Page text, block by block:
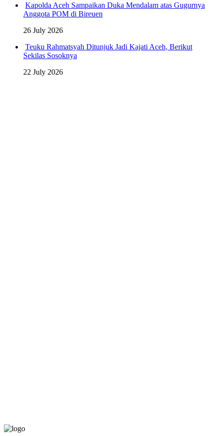
Kapolda Aceh Sampaikan Duka Mendalam atas Gugurnya
Anggota POM di Bireuen
26 July 2026
Teuku Rahmatsyah Ditunjuk Jadi Kajati Aceh, Berikut
Sekilas Sosoknya
22 July 2026